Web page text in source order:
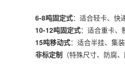
6-8吨固定式：适合轻卡、快
10-12吨固定式：适合重卡、
15吨移动式：适合半挂、集
非标定制 （特殊尺寸、防腐